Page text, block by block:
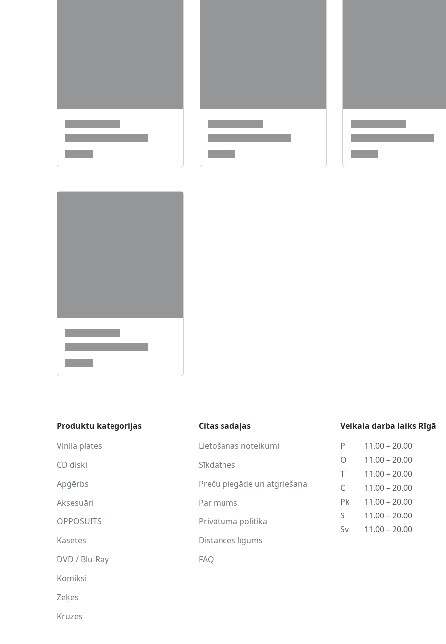
Produktu kategorijas
Vinila plates
CD diski
Apģērbs
Aksesuāri
OPPOSUITS
Kasetes
DVD / Blu-Ray
Komiksi
Zeķes
Krūzes
Citas sadaļas
Lietošanas noteikumi
Sīkdatnes
Preču piegāde un atgriešana
Par mums
Privātuma politika
Distances līgums
FAQ
Veikala darba laiks Rīgā
P
11.00 – 20.00
O
11.00 – 20.00
T
11.00 – 20.00
C
11.00 – 20.00
Pk
11.00 – 20.00
S
11.00 – 20.00
Sv
11.00 – 20.00